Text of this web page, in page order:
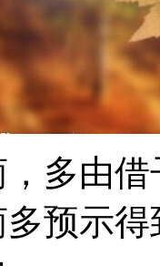
多由
预示